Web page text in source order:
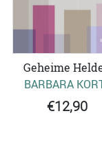
Geheime
BARBARA
€12,90